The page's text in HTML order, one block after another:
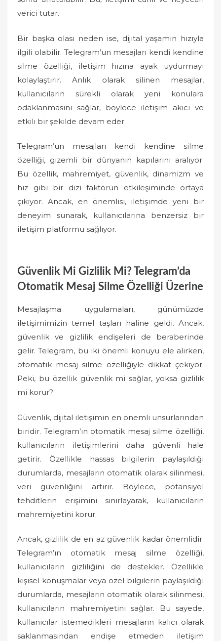
verici tutar.
Bir başka olası neden ise, dijital yaşamın hızıyla
ilgili olabilir. Telegram’un mesajları kendi kendine
silme özelliği, iletişim hızına ayak uydurmayı
kolaylaştırır. Anlık olarak silinen mesajlar,
kullanıcıların sürekli olarak yeni konulara
odaklanmasını sağlar, böylece iletişim akıcı ve
etkili bir şekilde devam eder.
Telegram’un mesajları kendi kendine silme
özelliği, gizemli bir dünyanın kapılarını aralıyor.
Bu özellik, mahremiyet, güvenlik, dinamizm ve
hız gibi bir dizi faktörün etkileşiminde ortaya
çıkıyor. Ancak, en önemlisi, iletişimde yeni bir
deneyim sunarak, kullanıcılarına benzersiz bir
iletişim platformu sağlıyor.
Güvenlik Mi Gizlilik Mi? Telegram’da
Otomatik Mesaj Silme Özelliği Üzerine
Mesajlaşma uygulamaları, günümüzde
iletişimimizin temel taşları haline geldi. Ancak,
güvenlik ve gizlilik endişeleri de beraberinde
gelir. Telegram, bu iki önemli konuyu ele alırken,
otomatik mesaj silme özelliğiyle dikkat çekiyor.
Peki, bu özellik güvenlik mi sağlar, yoksa gizlilik
mi korur?
Güvenlik, dijital iletişimin en önemli unsurlarından
biridir. Telegram’ın otomatik mesaj silme özelliği,
kullanıcıların iletişimlerini daha güvenli hale
getirir. Özellikle hassas bilgilerin paylaşıldığı
durumlarda, mesajların otomatik olarak silinmesi,
veri güvenliğini artırır. Böylece, potansiyel
tehditlerin erişimini sınırlayarak, kullanıcıların
mahremiyetini korur.
Ancak, gizlilik de en az güvenlik kadar önemlidir.
Telegram’ın otomatik mesaj silme özelliği,
kullanıcıların gizliliğini de destekler. Özellikle
kişisel konuşmalar veya özel bilgilerin paylaşıldığı
durumlarda, mesajların otomatik olarak silinmesi,
kullanıcıların mahremiyetini sağlar. Bu sayede,
kullanıcılar istemedikleri mesajların kalıcı olarak
saklanmasından endişe etmeden iletişim